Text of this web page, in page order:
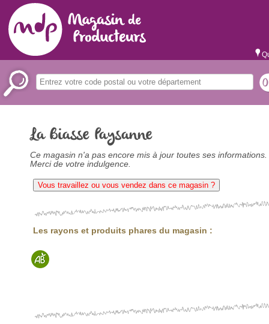
La Biasse Paysanne
Ce magasin n'a pas encore mis à jour toutes ses informations.
Merci de votre indulgence.
Vous travaillez ou vous vendez dans ce magasin ?
Les rayons et produits phares du magasin :